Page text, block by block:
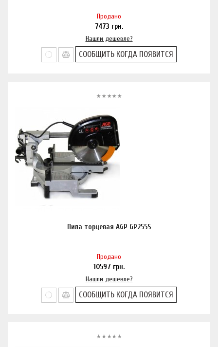
Продано
7473 грн.
Нашли дешевле?
СООБЩИТЬ КОГДА ПОЯВИТСЯ
Пила торцевая AGP GP255S
Продано
10597 грн.
Нашли дешевле?
СООБЩИТЬ КОГДА ПОЯВИТСЯ